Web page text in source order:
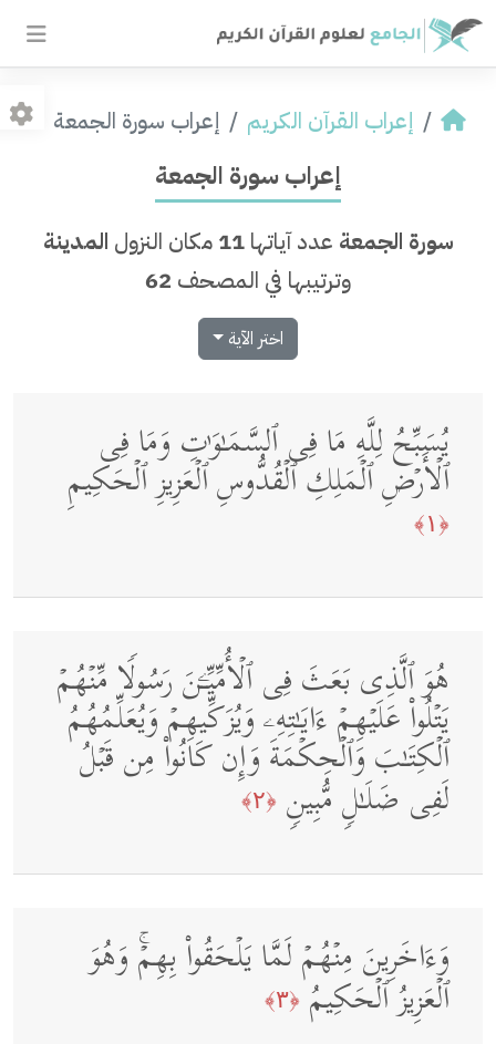
إعراب القرآن الكريم إعراب سورة الجمعة
إعراب سورة الجمعة
سورة الجمعة عدد آياتها11 مكان النزول المدينة
وترتيبها في المصحف 62
اختر الآية
یُسَبِّحُ لِلَّهِ مَا فِی ٱلسَّمَـٰوَ ٰ⁠تِ وَمَا فِی
ٱلۡأَرۡضِ ٱلۡمَلِكِ ٱلۡقُدُّوسِ ٱلۡعَزِیزِ ٱلۡحَكِیمِ
﴿١﴾
هُوَ ٱلَّذِی بَعَثَ فِی ٱلۡأُمِّیِّـۧنَ رَسُولࣰا مِّنۡهُمۡ
یَتۡلُوا۟ عَلَیۡهِمۡ ءَایَـٰتِهِۦ وَیُزَكِّیهِمۡ وَیُعَلِّمُهُمُ
ٱلۡكِتَـٰبَ وَٱلۡحِكۡمَةَ وَإِن كَانُوا۟ مِن قَبۡلُ
لَفِی ضَلَـٰلࣲ مُّبِینࣲ ﴿٢﴾
وَءَاخَرِینَ مِنۡهُمۡ لَمَّا یَلۡحَقُوا۟ بِهِمۡۚ وَهُوَ
ٱلۡعَزِیزُ ٱلۡحَكِیمُ ﴿٣﴾